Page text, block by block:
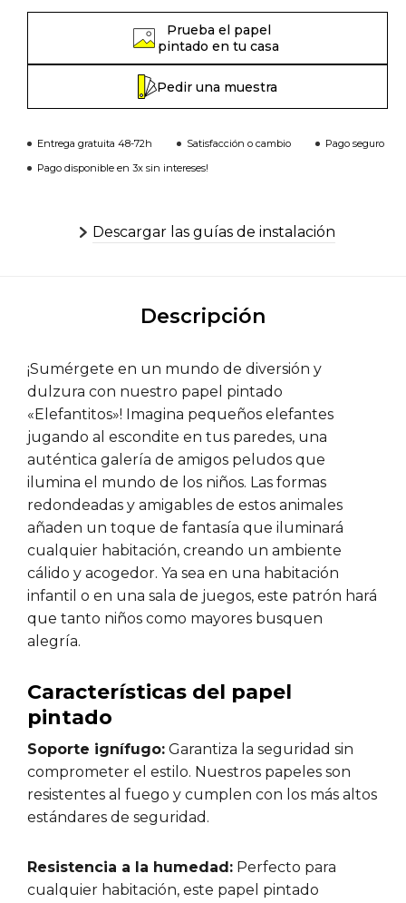
Prueba el papel
pintado en tu casa
Pedir una muestra
Entrega gratuita 48-72h Satisfacción o cambio
Pago seguro
Pago disponible en 3x sin intereses!
Descargar las guías de instalación
Descripción
¡Sumérgete en un mundo de diversión y
dulzura con nuestro papel pintado
«Elefantitos»! Imagina pequeños elefantes
jugando al escondite en tus paredes, una
auténtica galería de amigos peludos que
ilumina el mundo de los niños. Las formas
redondeadas y amigables de estos animales
añaden un toque de fantasía que iluminará
cualquier habitación, creando un ambiente
cálido y acogedor. Ya sea en una habitación
infantil o en una sala de juegos, este patrón hará
que tanto niños como mayores busquen
alegría.
Características del papel
pintado
Soporte ignífugo: Garantiza la seguridad sin
comprometer el estilo. Nuestros papeles son
resistentes al fuego y cumplen con los más altos
estándares de seguridad.
Resistencia a la humedad: Perfecto para
cualquier habitación, este papel pintado